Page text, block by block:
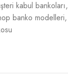
kabul bankoları,
banko modelleri,